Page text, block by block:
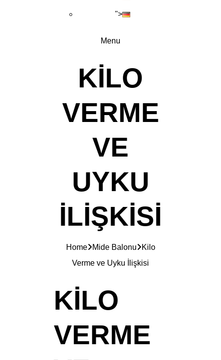
">
Menu
KILO
VERME
VE
UYKU
İLIŞKISI
Home Mide Balonu
Kilo
Verme ve Uyku İlişkisi
KILO
VERME